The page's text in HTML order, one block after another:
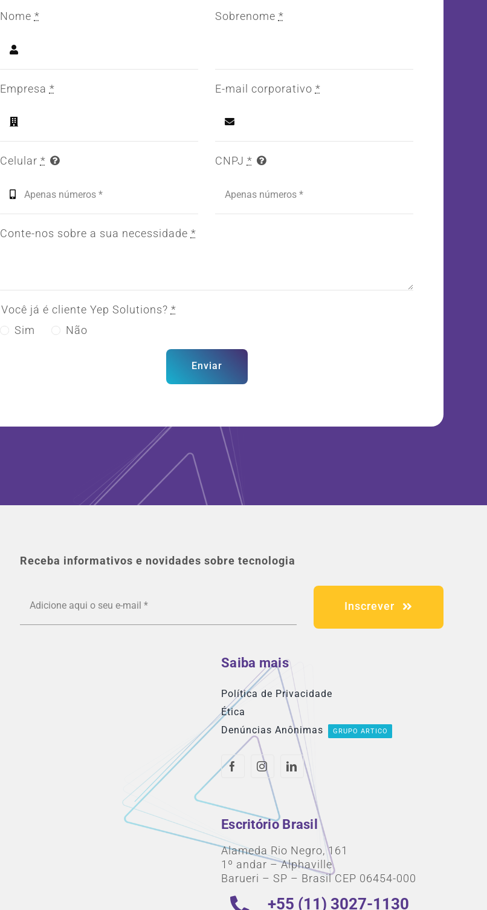
Nome * Sobrenome *
Empresa * E-mail corporativo *
Celular * CNPJ *
Conte-nos sobre a sua necessidade *
Você já é cliente Yep Solutions? *
Sim
Não
Enviar
Receba informativos e novidades sobre tecnologia
Inscrever
Saiba mais
Política de Privacidade
Ética
Denúncias Anônimas
GRUPO ARTICO
Escritório Brasil
Alameda Rio Negro, 161
1º andar – Alphaville
Barueri – SP – Brasil CEP 06454-000
+55 (11) 3027-1130